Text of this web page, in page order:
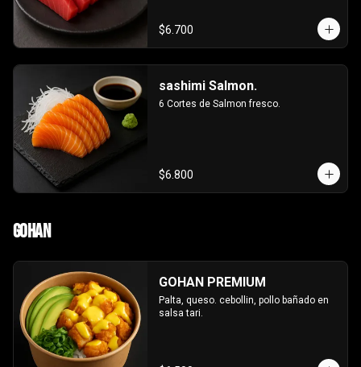
$6.700
sashimi Salmon.
6 Cortes de Salmon fresco.
$6.800
Gohan
GOHAN PREMIUM
Palta, queso. cebollin, pollo bañado en
salsa tari.